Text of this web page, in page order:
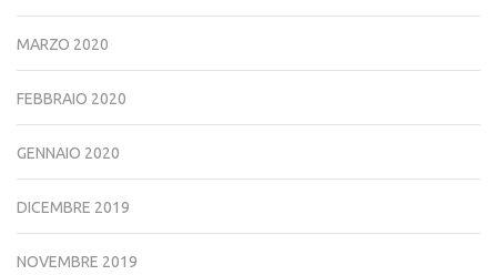
MARZO 2020
FEBBRAIO 2020
GENNAIO 2020
DICEMBRE 2019
NOVEMBRE 2019